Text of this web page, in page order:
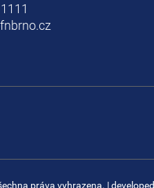
práva vyhrazena. |